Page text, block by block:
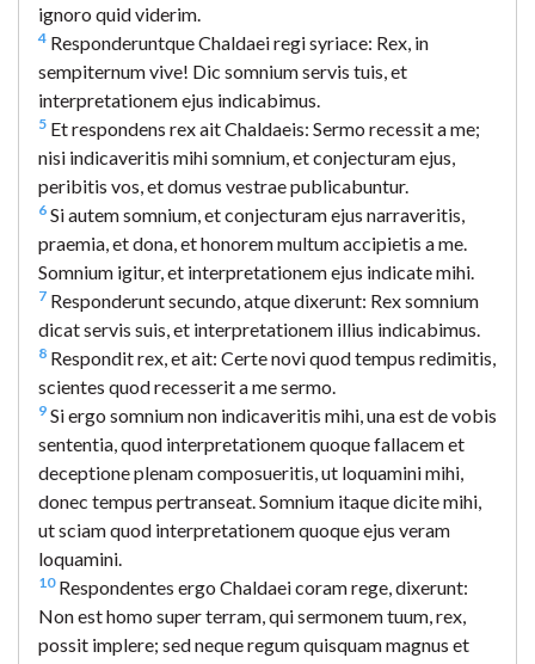
ignoro quid viderim.
4 Responderuntque Chaldaei regi syriace: Rex, in
sempiternum vive! Dic somnium servis tuis, et
interpretationem ejus indicabimus.
5 Et respondens rex ait Chaldaeis: Sermo recessit a me;
nisi indicaveritis mihi somnium, et conjecturam ejus,
peribitis vos, et domus vestrae publicabuntur.
6 Si autem somnium, et conjecturam ejus narraveritis,
praemia, et dona, et honorem multum accipietis a me.
Somnium igitur, et interpretationem ejus indicate mihi.
7 Responderunt secundo, atque dixerunt: Rex somnium
dicat servis suis, et interpretationem illius indicabimus.
8 Respondit rex, et ait: Certe novi quod tempus redimitis,
scientes quod recesserit a me sermo.
9 Si ergo somnium non indicaveritis mihi, una est de vobis
sententia, quod interpretationem quoque fallacem et
deceptione plenam composueritis, ut loquamini mihi,
donec tempus pertranseat. Somnium itaque dicite mihi,
ut sciam quod interpretationem quoque ejus veram
loquamini.
10Respondentes ergo Chaldaei coram rege, dixerunt:
Non est homo super terram, qui sermonem tuum, rex,
possit implere; sed neque regum quisquam magnus et